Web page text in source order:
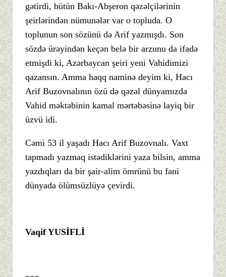
gətirdi, bütün Bakı-Abşeron qəzəlçilərinin
şeirlərindən nümunələr var o topluda. O
toplunun son sözünü də Arif yazmışdı. Son
sözdə ürəyindən keçən belə bir arzunu da ifadə
etmişdi ki, Azərbaycan şeiri yeni Vahidimizi
qazansın. Amma haqq naminə deyim ki, Hacı
Arif Buzovnalının özü də qəzəl dünyamızda
Vahid məktəbinin kamal mərtəbəsinə layiq bir
üzvü idi.
Cəmi 53 il yaşadı Hacı Arif Buzovnalı. Vaxt
tapmadı yazmaq istədiklərini yaza bilsin, amma
yazdıqları da bir şair-alim ömrünü bu fani
dünyada ölümsüzlüyə çevirdi.
Vaqif YUSİFLİ